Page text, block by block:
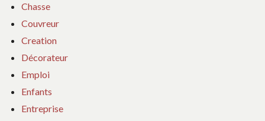
Chasse
Couvreur
Creation
Décorateur
Emploi
Enfants
Entreprise